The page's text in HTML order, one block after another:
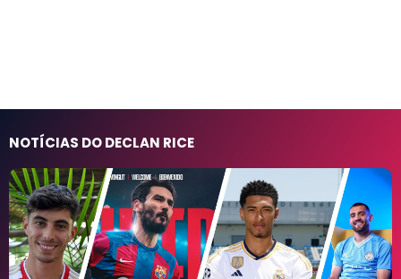
NOTÍCIAS DO DECLAN RICE